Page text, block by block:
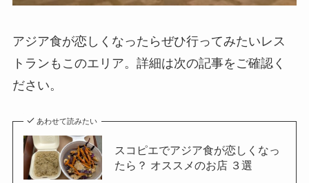
アジア食が恋しくなったらぜひ行ってみたいレス
トランもこのエリア。詳細は次の記事をご確認く
ださい。
あわせて読みたい
スコピエでアジア食が恋しくなっ
たら？ オススメのお店 ３選